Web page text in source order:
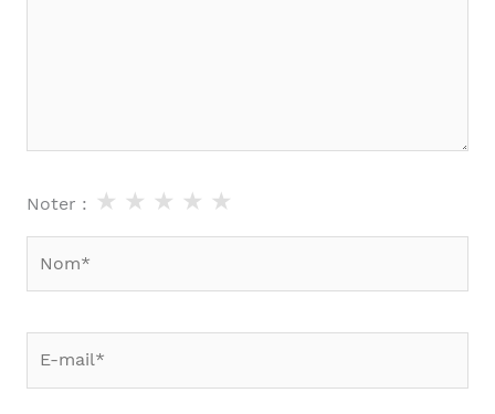
Noter : ★
★
★
★
★